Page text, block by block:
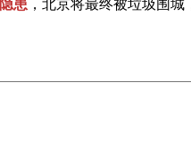
隐患，北京将最终被垃圾围城